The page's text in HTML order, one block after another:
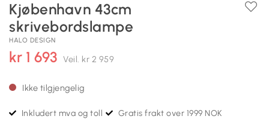
Kjøbenhavn 43cm
skrivebordslampe
HALO DESIGN
kr 1 693 Veil. kr 2 959
Ikke tilgjengelig
Inkludert mva og toll Gratis frakt over 1999 NOK